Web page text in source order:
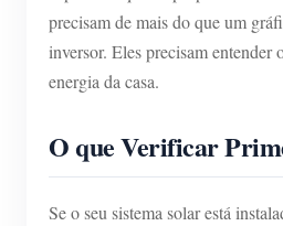
precisam de mais do que um
inversor. Eles precisam entender
energia da casa.
O que Verificar
Se o seu sistema solar está